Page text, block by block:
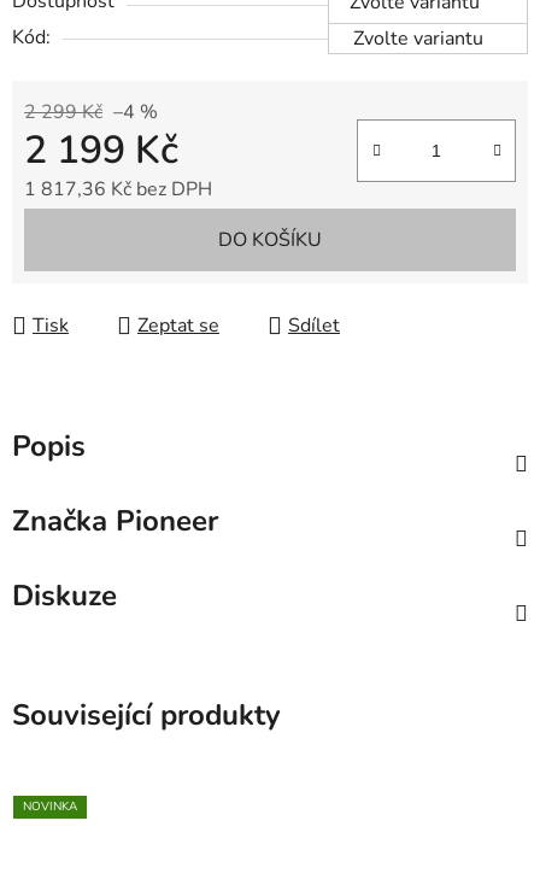
Kód:
Zvolte variantu
2 299 Kč –4 %
2 199 Kč
1 817,36 Kč bez DPH
DO KOŠÍKU
Tisk Zeptat se Sdílet
Popis
Značka Pioneer
Diskuze
Související produkty
NOVINKA